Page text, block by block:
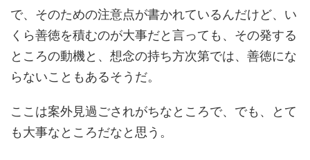
で、そのための注意点が書かれているんだけど、い
くら善徳を積むのが大事だと言っても、その発する
ところの動機と、想念の持ち方次第では、善徳にな
らないこともあるそうだ。
ここは案外見過ごされがちなところで、でも、とて
も大事なところだなと思う。